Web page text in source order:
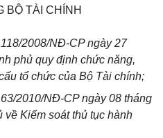
BỘ TÀI CHÍNH
2008/NĐ-CP ngày 27
phủ quy định chức năng,
tổ chức của Bộ Tài chính;
2010/NĐ-CP ngày 08 tháng
về Kiểm soát thủ tục hành